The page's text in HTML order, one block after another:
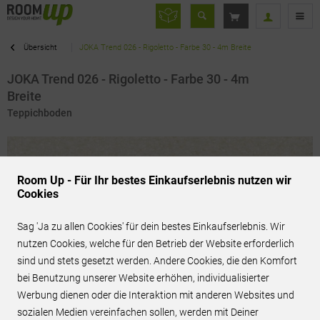
Übersicht JOKA Trend 026 - Rigoletto - Farbe 30 - 4m Breite
JOKA Trend 026 - Rigoletto - Farbe 30 - 4m
Breite
Teppichboden
Room Up - Für Ihr bestes Einkaufserlebnis nutzen wir
Cookies
Sag 'Ja zu allen Cookies' für dein bestes Einkaufserlebnis. Wir
nutzen Cookies, welche für den Betrieb der Website erforderlich
sind und stets gesetzt werden. Andere Cookies, die den Komfort
bei Benutzung unserer Website erhöhen, individualisierter
Werbung dienen oder die Interaktion mit anderen Websites und
sozialen Medien vereinfachen sollen, werden mit Deiner